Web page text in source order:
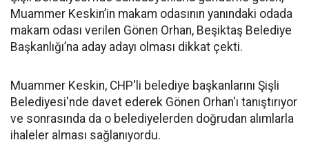
Muammer Keskin’in makam odasının yanındaki odada
makam odası verilen Gönen Orhan, Beşiktaş Belediye
Başkanlığı’na aday adayı olması dikkat çekti.
Muammer Keskin, CHP'li belediye başkanlarını Şişli
Belediyesi'nde davet ederek Gönen Orhan'ı tanıştırıyor
ve sonrasında da o belediyelerden doğrudan alımlarla
ihaleler alması sağlanıyordu.